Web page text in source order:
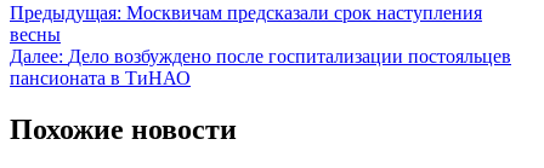
Предыдущая: Москвичам предсказали срок наступления
весны
Далее: Дело возбуждено после госпитализации постояльцев
пансионата в ТиНАО
Похожие новости